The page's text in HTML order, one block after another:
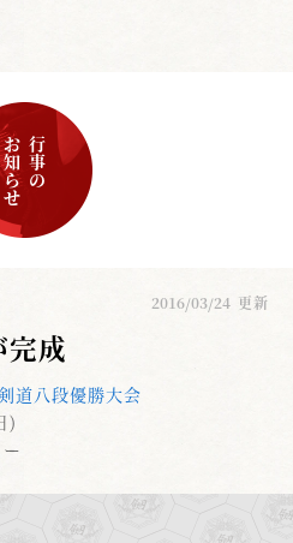
行事の
お知らせ
2016/03/24 更新
完成
道八段優勝大会
)